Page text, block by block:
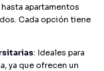
apartamentos
Cada opción tiene
: Ideales para
ya que ofrecen un